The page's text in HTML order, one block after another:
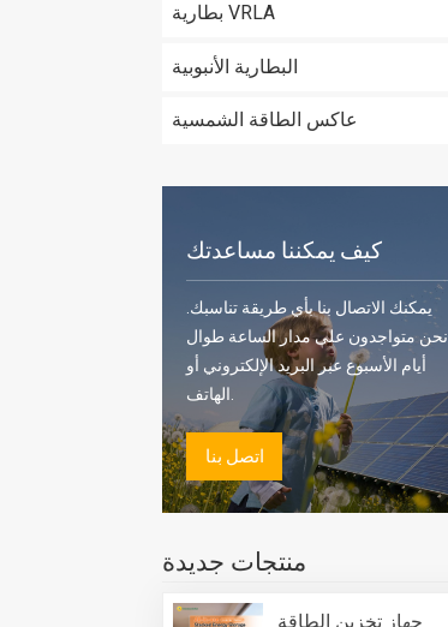
بطارية VRLA
البطارية الأنبوبية
عاكس الطاقة الشمسية
كيف يمكننا مساعدتك
يمكنك الاتصال بنا بأي طريقة تناسبك.
نحن متواجدون على مدار الساعة طوال
أيام الأسبوع عبر البريد الإلكتروني أو
اتصل بنا
منتجات جديدة
جهاز تخزين الطاقة